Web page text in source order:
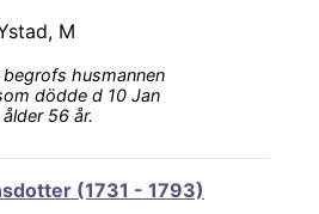
M
husmannen
dödde d 10 Jan
56 år.
(1731 - 1793)